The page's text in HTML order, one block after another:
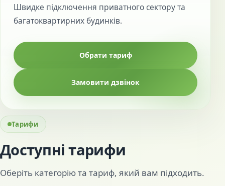
Швидке підключення приватного сектору та
багатоквартирних будинків.
Обрати тариф
Замовити дзвінок
Тарифи
Доступні тарифи
Оберіть категорію та тариф, який вам підходить.